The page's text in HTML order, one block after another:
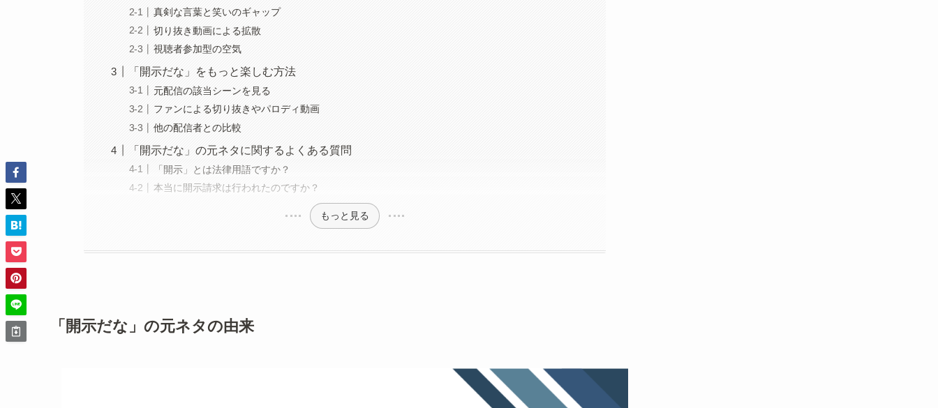
真剣な言葉と笑いのギャップ
切り抜き動画による拡散
視聴者参加型の空気
「開示だな」をもっと楽しむ方法
元配信の該当シーンを見る
ファンによる切り抜きやパロディ動画
他の配信者との比較
「開示だな」の元ネタに関するよくある質問
「開示」とは法律用語ですか？
本当に開示請求は行われたのですか？
もっと見る
「開示だな」の元ネタの由来